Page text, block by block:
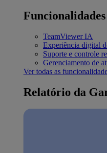
TeamViewer IA
Experiência digital
Suporte e controle
Gerenciamento de
Ver todas as
Relatório da